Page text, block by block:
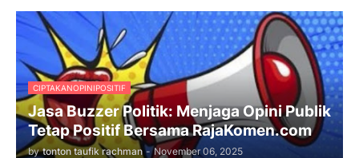
CIPTAKANOPINIPOSITIF
Jasa Buzzer Politik: Menjaga Opini Publik
Tetap Positif Bersama RajaKomen.com
by tonton taufik rachman - November 06, 2025